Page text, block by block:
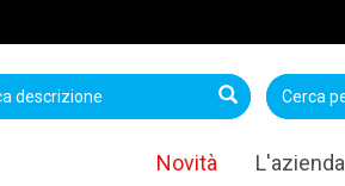
Novità L'azienda